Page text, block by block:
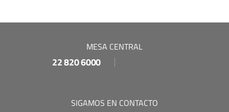
MESA CENTRAL
22 820 6000
SIGAMOS EN CONTACTO